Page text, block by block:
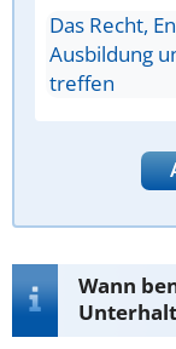
Das Recht,
Ausbildung
treffen
Wann